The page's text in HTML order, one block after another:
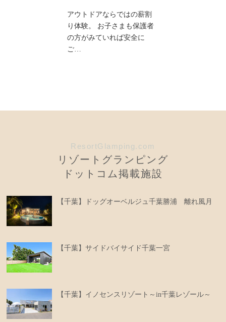
アウトドアならではの薪割
り体験。 お子さまも保護者
の方がみていれば安全に
ご…
ResortGlamping.com
リゾートグランピング
ドットコム掲載施設
【千葉】ドッグオーベルジュ千葉勝浦 離れ風月
【千葉】サイドバイサイド千葉一宮
【千葉】イノセンスリゾート～in千葉レゾール～